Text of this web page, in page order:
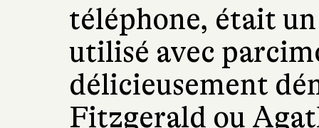
téléphone, était
utilisé avec
délicieusement
Fitzgerald ou